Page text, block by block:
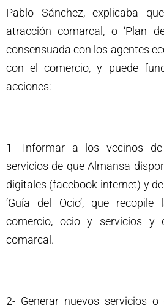
Pablo Sánchez, explicaba
atracción comarcal, o ‘Plan
consensuada con los agentes
con el comercio, y puede
acciones:
1- Informar a los vecinos
servicios de que Almansa
digitales (facebook-internet) y
‘Guía del Ocio’, que
comercio, ocio y servicios y
comarcal.
2- Generar nuevos servicios